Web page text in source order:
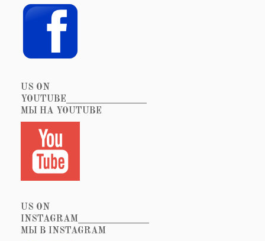
US ON
YOUTUBE_________________
МЫ НА YOUTUBE
US ON
INSTAGRAM_______________
МЫ В INSTAGRAM